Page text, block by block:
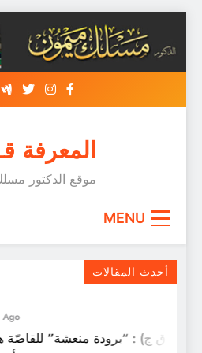
content
المعرفة
موقع الدكتور
MENU
أحدث المقالات
أسبوع واحد Ago
(ق ق ج) : “برودة منعشة” للقاصّة
الفيلسوف المفكر د محمد